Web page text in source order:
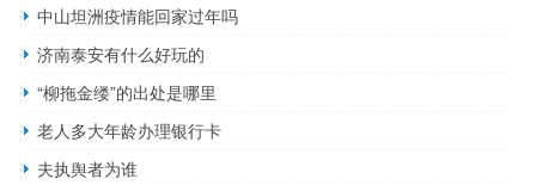
中山坦洲疫情能回家过年吗
济南泰安有什么好玩的
“柳拖金缕”的出处是哪里
老人多大年龄办理银行卡
夫执舆者为谁